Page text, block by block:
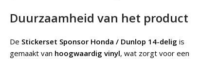
Duurzaamheid van het product
De Stickerset Sponsor Honda / Dunlop 14-delig is
gemaakt van hoogwaardig vinyl, wat zorgt voor een